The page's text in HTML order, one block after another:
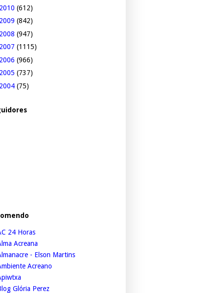
2010 (612)
2009 (842)
2008 (947)
2007 (1115)
2006 (966)
2005 (737)
2004 (75)
24 Horas
Acreana
- Elson Martins
Acreano
Glória Perez